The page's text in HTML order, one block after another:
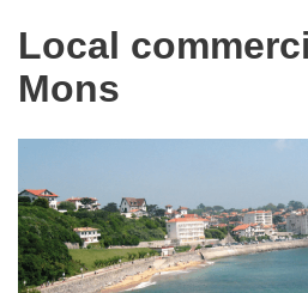
Local
Mons